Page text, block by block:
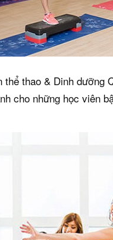
thể thao & Dinh
cho những học viên